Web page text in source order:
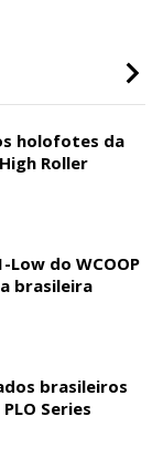
holofotes da
Roller
Low do WCOOP
brasileira
brasileiros
Series